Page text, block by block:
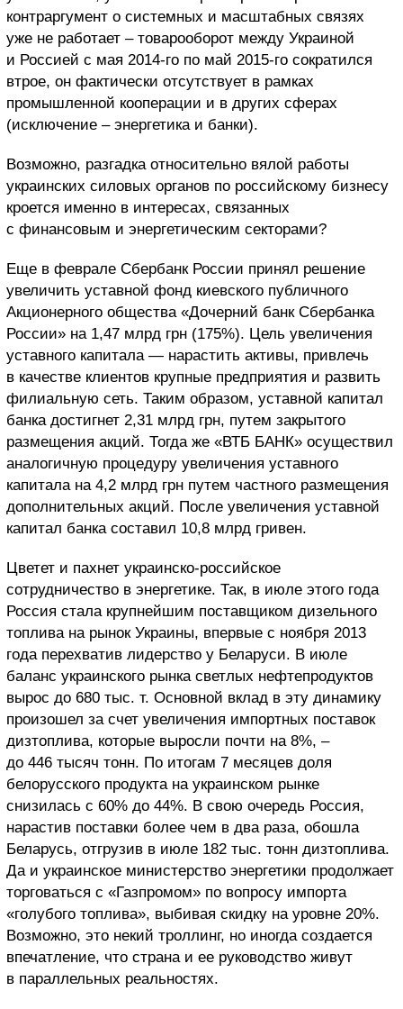
контраргумент о системных и масштабных связях
уже не работает – товарооборот между Украиной
и Россией с мая 2014-го по май 2015-го сократился
втрое, он фактически отсутствует в рамках
промышленной кооперации и в других сферах
(исключение – энергетика и банки).
Возможно, разгадка относительно вялой работы
украинских силовых органов по российскому бизнесу
кроется именно в интересах, связанных
с финансовым и энергетическим секторами?
Еще в феврале Сбербанк России принял решение
увеличить уставной фонд киевского публичного
Акционерного общества «Дочерний банк Сбербанка
России» на 1,47 млрд грн (175%). Цель увеличения
уставного капитала — нарастить активы, привлечь
в качестве клиентов крупные предприятия и развить
филиальную сеть. Таким образом, уставной капитал
банка достигнет 2,31 млрд грн, путем закрытого
размещения акций. Тогда же «ВТБ БАНК» осуществил
аналогичную процедуру увеличения уставного
капитала на 4,2 млрд грн путем частного размещения
дополнительных акций. После увеличения уставной
капитал банка составил 10,8 млрд гривен.
Цветет и пахнет украинско-российское
сотрудничество в энергетике. Так, в июле этого года
Россия стала крупнейшим поставщиком дизельного
топлива на рынок Украины, впервые с ноября 2013
года перехватив лидерство у Беларуси. В июле
баланс украинского рынка светлых нефтепродуктов
вырос до 680 тыс. т. Основной вклад в эту динамику
произошел за счет увеличения импортных поставок
дизтоплива, которые выросли почти на 8%, –
до 446 тысяч тонн. По итогам 7 месяцев доля
белорусского продукта на украинском рынке
снизилась с 60% до 44%. В свою очередь Россия,
нарастив поставки более чем в два раза, обошла
Беларусь, отгрузив в июле 182 тыс. тонн дизтоплива.
Да и украинское министерство энергетики продолжает
торговаться с «Газпромом» по вопросу импорта
«голубого топлива», выбивая скидку на уровне 20%.
Возможно, это некий троллинг, но иногда создается
впечатление, что страна и ее руководство живут
в параллельных реальностях.